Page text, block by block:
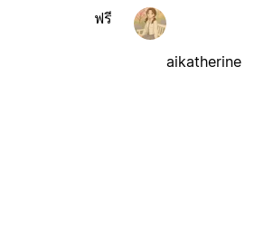
ฟรี
aikatherine